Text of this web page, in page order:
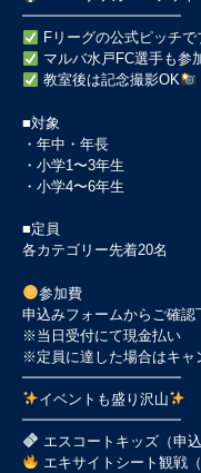
━━━━━━━━━━━
Fリーグの公式ピッチで
マルバ水戸FC選手も参
教室後は記念撮影OK
■対象
・年中・年長
・小学1〜3年生
・小学4〜6年生
■定員
各カテゴリー先着20名
参加費
申込みフォームからご確認
※当日受付にて現金払い
※定員に達した場合はキャ
━━━━━━━━━━━
イベントも盛り沢山
━━━━━━━━━━━
エスコートキッズ（申込
エキサイトシート観戦